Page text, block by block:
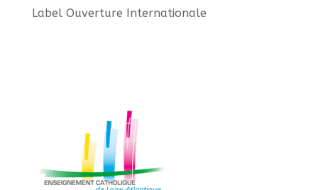
Label Ouverture Internationale